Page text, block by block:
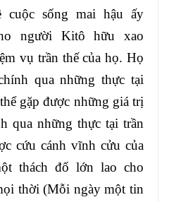
cuộc sống mai hậu ấy
người Kitô hữu xao
vụ trần thế của họ. Họ
qua những thực tại
gặp được những giá trị
qua những thực tại trần
cứu cánh vĩnh cửu của
thách đố lớn lao cho
thời (Mỗi ngày một tin